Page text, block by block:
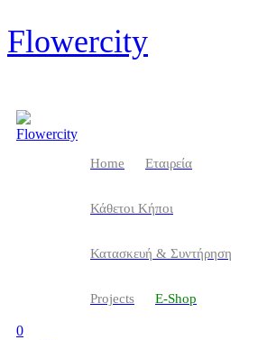
Flowercity
Home Eταιρεία
Κάθετοι Κήποι
Κατασκευή & Συντήρηση
Projects Ε-Shop
0